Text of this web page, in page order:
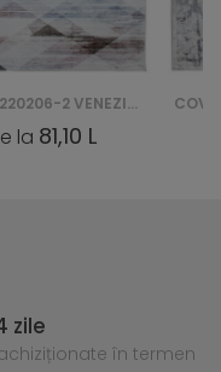
COVOR 220206-2 VENEZIA PRINT
la 81,10 L
zile
în termen